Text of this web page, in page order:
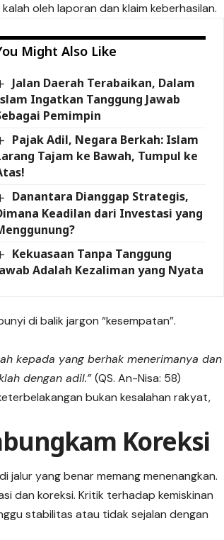
oleh laporan dan klaim keberhasilan.
Might Also Like
Jalan Daerah Terabaikan, Dalam
Ingatkan Tanggung Jawab
Pemimpin
Pajak Adil, Negara Berkah: Islam
Tajam ke Bawah, Tumpul ke
Danantara Dianggap Strategis,
Keadilan dari Investasi yang
Kekuasaan Tanpa Tanggung
Adalah Kezaliman yang Nyata
di balik jargon “kesempatan”.
kepada yang berhak menerimanya dan
dengan adil.”(QS. An-Nisa: 58)
bukan kesalahan rakyat,
Koreksi
jalur yang benar memang menenangkan.
dan koreksi. Kritik terhadap kemiskinan
stabilitas atau tidak sejalan dengan